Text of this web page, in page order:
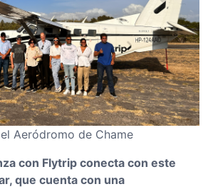
Aeródromo de Chame
con Flytrip conecta con este
que cuenta con una